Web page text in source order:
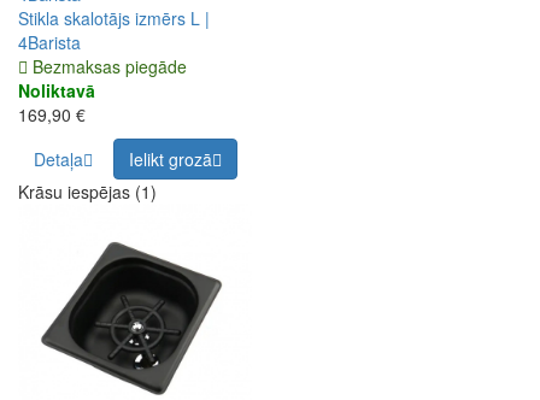
Stikla skalotājs izmērs L |
4Barista
Bezmaksas piegāde
Noliktavā
169,90 €
Detaļa
Ielikt grozā
Krāsu iespējas (1)